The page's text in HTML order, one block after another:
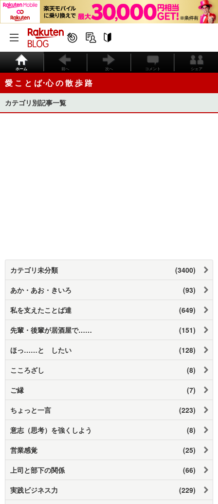
ホーム 前へ 次へ コメント シェア
愛 こ と ば･心 の 散 歩 路
カテゴリ別記事一覧
カテゴリ未分類 (3400)
あか・あお・きいろ (93)
私を支えたことば達 (649)
先輩・後輩が居酒屋で…… (151)
ほっ……と したい (128)
こころざし (8)
ご縁 (7)
ちょっと一言 (223)
意志（思考）を強くしよう (8)
営業感覚 (25)
上司と部下の関係 (66)
実践ビジネス力 (229)